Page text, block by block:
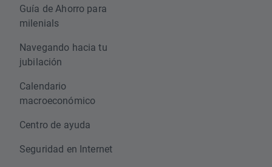
Guía de Ahorro para
milenials
Navegando hacia tu
jubilación
Calendario
macroeconómico
Centro de ayuda
Seguridad en Internet